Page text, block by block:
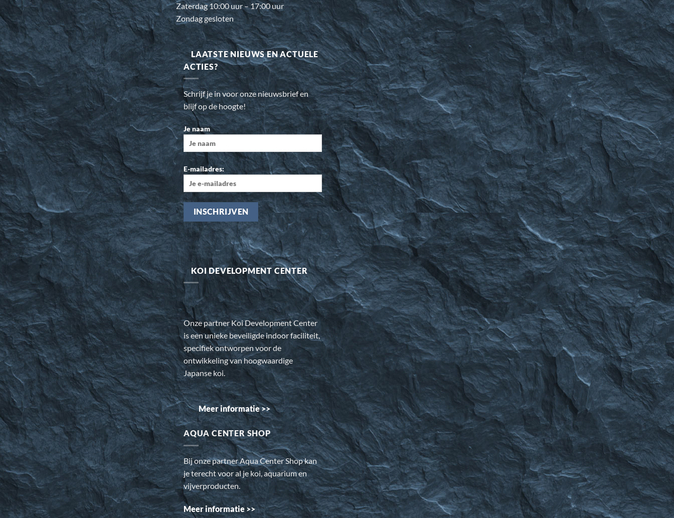
Zaterdag 10:00 uur – 17:00 uur
Zondag gesloten
LAATSTE NIEUWS EN ACTUELE
ACTIES?
Schrijf je in voor onze nieuwsbrief en
blijf op de hoogte!
Je naam
E-mailadres:
KOI DEVELOPMENT CENTER
Onze partner Koi Development Center
is een unieke beveiligde indoor faciliteit,
specifiek ontworpen voor de
ontwikkeling van hoogwaardige
Japanse koi.
Meer informatie >>
AQUA CENTER SHOP
Bij onze partner Aqua Center Shop kan
je terecht voor al je koi, aquarium en
vijverproducten.
Meer informatie >>